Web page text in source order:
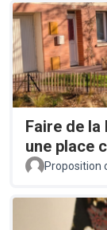
Faire de
une place
Proposition